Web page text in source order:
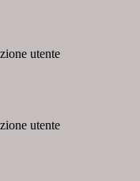
utente
utente